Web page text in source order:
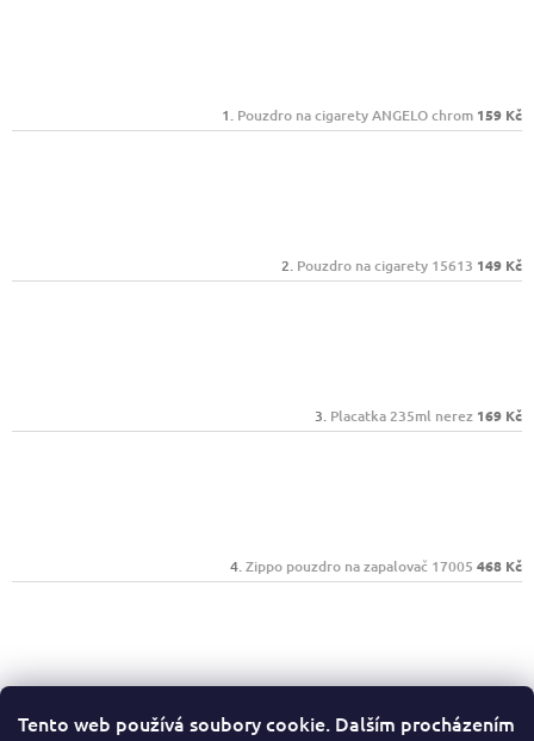
Tento web používá soubory cookie. Dalším procházením
Pouzdro na cigarety ANGELO chrom 159 Kč
Pouzdro na cigarety 15613 149 Kč
Placatka 235ml nerez 169 Kč
Zippo pouzdro na zapalovač 17005 468 Kč
Zippo 25050 Street Chrome 656 Kč